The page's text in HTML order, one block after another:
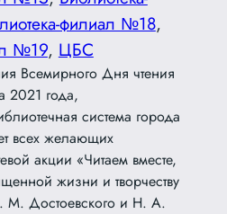
филиал №18
№19, ЦБС
Всемирного Дня чтения
2021 года,
система города
всех желающих
акции «Читаем вместе,
жизни и творчеству
М. Достоевского и Н. А.